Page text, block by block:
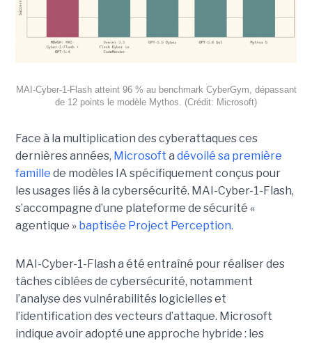
MAI-Cyber-1-Flash atteint 96 % au benchmark CyberGym, dépassant
de 12 points le modèle Mythos. (Crédit: Microsoft)
Face à la multiplication des cyberattaques ces
dernières années, Microsoft a dévoilé sa première
famille de modèles IA spécifiquement conçus pour
les usages liés à la cybersécurité. MAI-Cyber-1-Flash,
s’accompagne d’une plateforme de sécurité «
agentique » baptisée Project Perception.
MAI-Cyber-1-Flash a été entraîné pour réaliser des
tâches ciblées de cybersécurité, notamment
l’analyse des vulnérabilités logicielles et
l’identification des vecteurs d’attaque. Microsoft
indique avoir adopté une approche hybride : les